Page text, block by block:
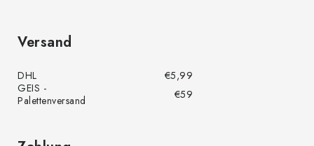
Versand
DHL
€5,99
GEIS -
Palettenversand
€59